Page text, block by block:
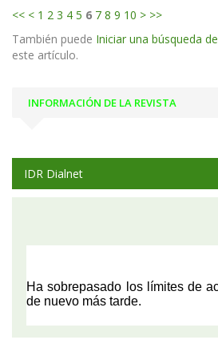
<< < 1 2 3 4 5 6 7 8 9 10 > >>
También puede Iniciar una búsqueda
este artículo.
INFORMACIÓN DE LA REVISTA
IDR Dialnet